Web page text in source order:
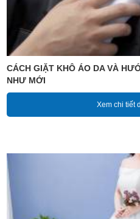
CÁCH GIẶT KHÔ ÁO DA VÀ
NHƯ MỚI
Xem chi tiết